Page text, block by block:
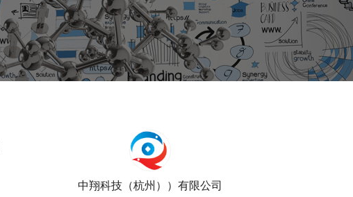
中翔科技（杭州））有限公司